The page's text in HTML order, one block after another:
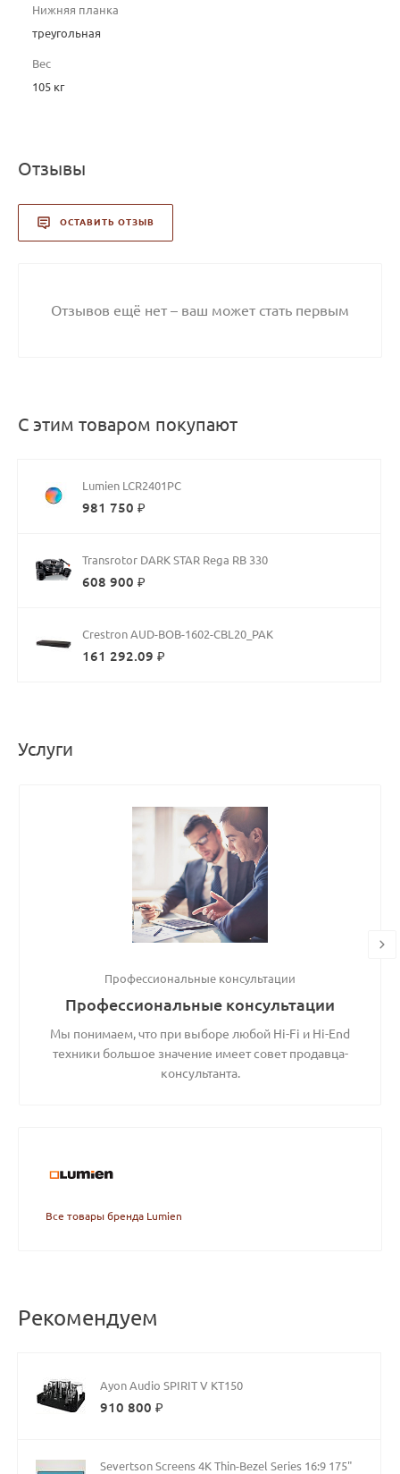
Нижняя планка
треугольная
Вес
105 кг
Отзывы
ОСТАВИТЬ ОТЗЫВ
Отзывов ещё нет – ваш может стать первым
С этим товаром покупают
Lumien LCR2401PC
981 750 ₽
Transrotor DARK STAR Rega RB 330
608 900 ₽
Crestron AUD-BOB-1602-CBL20_PAK
161 292.09 ₽
Услуги
Профессиональные консультации
Профессиональные консультации
Мы понимаем, что при выборе любой Hi-Fi и Hi-End
техники большое значение имеет совет продавца-
консультанта.
Все товары бренда Lumien
Рекомендуем
Ayon Audio SPIRIT V KT150
910 800 ₽
Severtson Screens 4K Thin-Bezel Series 16:9 175"